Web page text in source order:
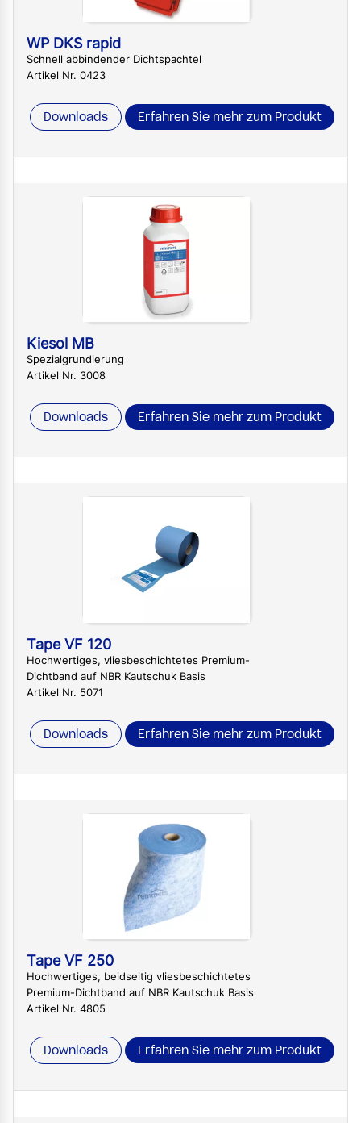
WP DKS rapid
Schnell abbindender Dichtspachtel
Artikel Nr. 0423
Downloads Erfahren Sie mehr zum Produkt
Kiesol MB
Spezialgrundierung
Artikel Nr. 3008
Downloads Erfahren Sie mehr zum Produkt
Tape VF 120
Hochwertiges, vliesbeschichtetes Premium-
Dichtband auf NBR Kautschuk Basis
Artikel Nr. 5071
Downloads Erfahren Sie mehr zum Produkt
Tape VF 250
Hochwertiges, beidseitig vliesbeschichtetes
Premium-Dichtband auf NBR Kautschuk Basis
Artikel Nr. 4805
Downloads Erfahren Sie mehr zum Produkt